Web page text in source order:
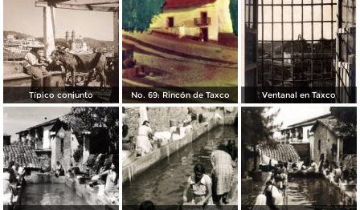
Típico conjunto No. 69: Rincón de Taxco Ventanal en Taxco